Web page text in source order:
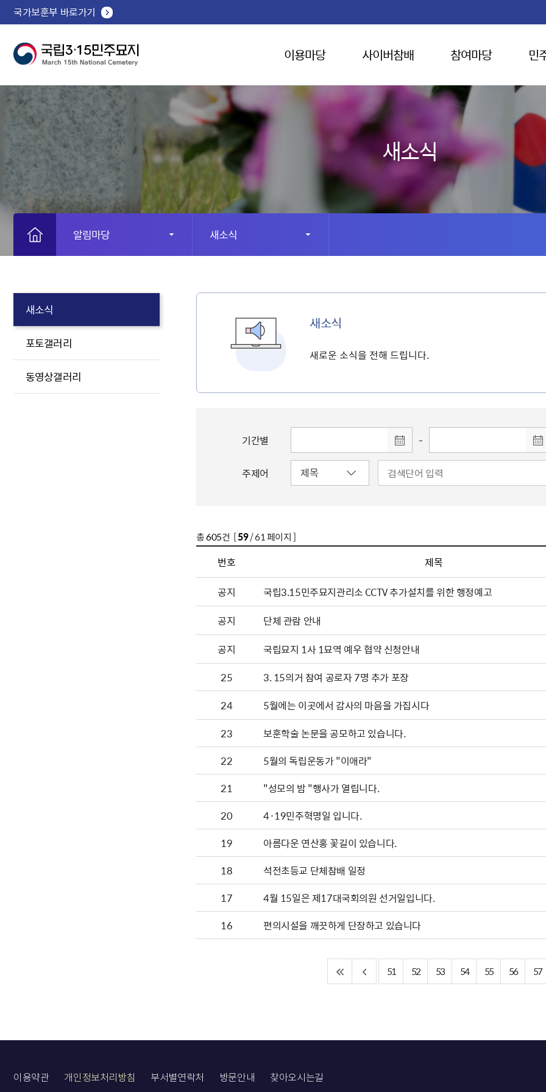
국가보훈부 바로가기
이용마당 사이버참배 참여마당 민
새소식
알림마당 새소식
새소식
포토갤러리
동영상갤러리
새소식
새로운 소식을 전해 드립니다.
기간별 -
주제어
총605건 [59/ 61 페이지 ]
번호 제목
공지
국립3.15민주묘지관리소 CCTV 추가설치를 위한 행정예고
공지
단체 관람 안내
공지
국립묘지 1사 1묘역 예우 협약 신청안내
25
3. 15의거 참여 공로자 7명 추가 포장
24
5월에는 이곳에서 감사의 마음을 가집시다
23
보훈학술 논문을 공모하고 있습니다.
22
5월의 독립운동가 "이애라"
21
"성모의 밤 "행사가 열립니다.
20
4·19민주혁명일 입니다.
19
아름다운 연산홍 꽃길이 있습니다.
18
석전초등교 단체참배 일정
17
4월 15일은 제17대국회의원 선거일입니다.
16
편의시설을 깨끗하게 단장하고 있습니다
51 52 53 54 55 56 57
이용약관 개인정보처리방침 부서별연락처 방문안내 찾아오시는길